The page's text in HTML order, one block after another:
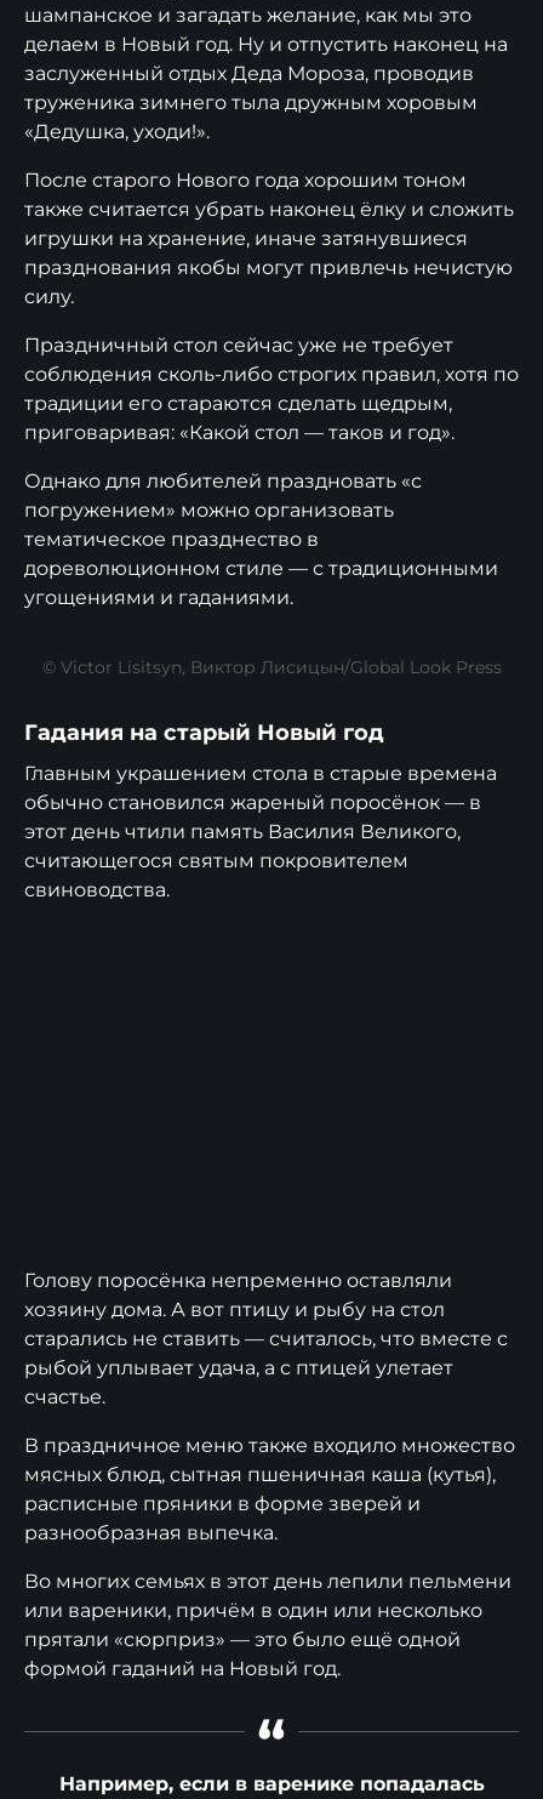
шампанское и загадать желание, как мы это
делаем в Новый год. Ну и отпустить наконец на
заслуженный отдых Деда Мороза, проводив
труженика зимнего тыла дружным хоровым
«Дедушка, уходи!».
После старого Нового года хорошим тоном
также считается убрать наконец ёлку и сложить
игрушки на хранение, иначе затянувшиеся
празднования якобы могут привлечь нечистую
силу.
Праздничный стол сейчас уже не требует
соблюдения сколь-либо строгих правил, хотя по
традиции его стараются сделать щедрым,
приговаривая: «Какой стол — таков и год».
Однако для любителей праздновать «с
погружением» можно организовать
тематическое празднество в
дореволюционном стиле — с традиционными
угощениями и гаданиями.
© Victor Lisitsyn, Виктор Лисицын/Global Look Press
Гадания на старый Новый год
Главным украшением стола в старые времена
обычно становился жареный поросёнок — в
этот день чтили память Василия Великого,
считающегося святым покровителем
свиноводства.
Голову поросёнка непременно оставляли
хозяину дома. А вот птицу и рыбу на стол
старались не ставить — считалось, что вместе с
рыбой уплывает удача, а с птицей улетает
счастье.
В праздничное меню также входило множество
мясных блюд, сытная пшеничная каша (кутья),
расписные пряники в форме зверей и
разнообразная выпечка.
Во многих семьях в этот день лепили пельмени
или вареники, причём в один или несколько
прятали «сюрприз» — это было ещё одной
формой гаданий на Новый год.
“
Например, если в варенике попадалась